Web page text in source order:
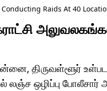
Raids At 40
திருவள்ளூர்
லஞ்ச ஒழிப்பு